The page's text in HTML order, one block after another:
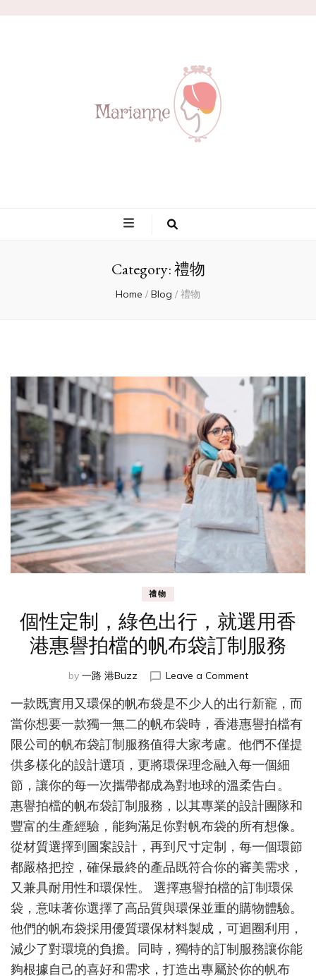
Marianne
Category:禮物
Home / Blog / 禮物
禮物
個性定制，綠色出行，就選用香
港惠譽拍檔的帆布袋訂制服務
by 一路 港Buzz Leave a Commenton
性
定
制，
綠
色
出
行，
就
選
香
港
惠
譽
拍
檔
的
帆
布
一款既實用又環保的帆布袋是不少人的出行新寵，而
當你想要一款獨一無二的帆布袋時，香港惠譽拍檔有
限公司的帆布袋訂制服務值得大家考慮。他們不僅提
供多樣化的設計選項，更將環保理念融入每一個細
節，讓你的每一次攜帶都成為對地球的溫柔告白。
惠譽拍檔的帆布袋訂制服務，以其專業的設計團隊和
豐富的生產經驗，能夠滿足你對帆布袋的所有想像。
從材質選擇到圖案設計，再到尺寸定制，每一個環節
都嚴格把控，確保最終的產品既符合你的審美需求，
又兼具耐用性和環保性。 選擇惠譽拍檔的訂制環保
袋，意味著你選擇了高品質與環保並重的購物體驗。
他們的帆布袋採用優質環保材料製成，可迴圈利用，
減少了對環境的負擔。同時，獨特的訂制服務讓你能
夠根據自己的喜好和需求，打造出專屬於你的帆布